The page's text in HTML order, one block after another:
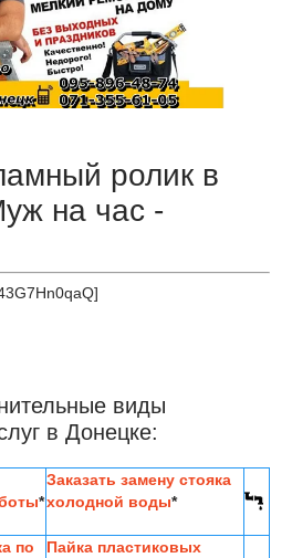
ролик в
на час -
виды
в Донецке:
*
Заказать замену стояка
холодной воды*
по
Пайка пластиковых